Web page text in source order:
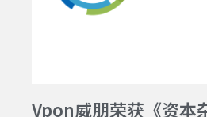
Vpon威朋荣获《资本